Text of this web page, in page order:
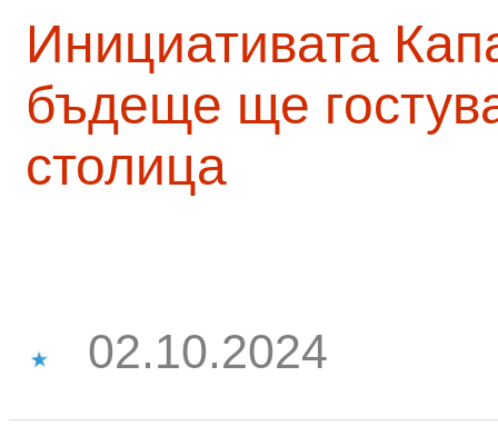
Инициативата
бъдеще ще
столица
02.10.2024